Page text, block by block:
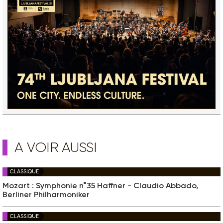
A VOIR AUSSI
CLASSIQUE
Mozart : Symphonie n°35 Haffner - Claudio Abbado,
Berliner Philharmoniker
CLASSIQUE